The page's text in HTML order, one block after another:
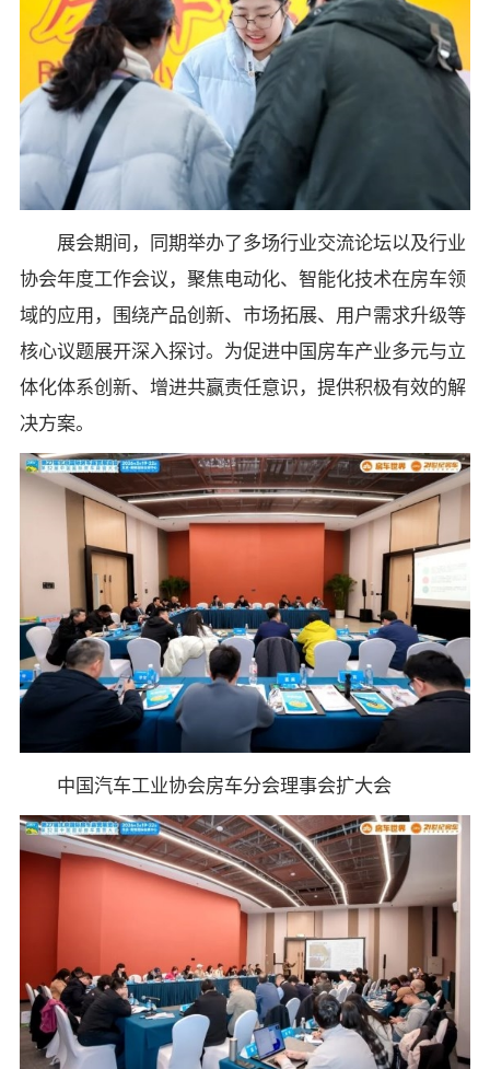
展会期间，同期举办了多场行业交流论坛以及行业
协会年度工作会议，聚焦电动化、智能化技术在房车领
域的应用，围绕产品创新、市场拓展、用户需求升级等
核心议题展开深入探讨。为促进中国房车产业多元与立
体化体系创新、增进共赢责任意识，提供积极有效的解
决方案。
中国汽车工业协会房车分会理事会扩大会